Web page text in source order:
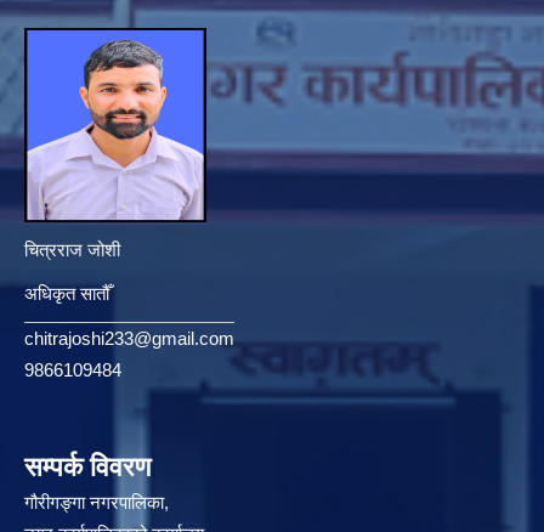
चित्रराज जोशी
अधिकृत सातौँ
chitrajoshi233@gmail.com
9866109484
सम्पर्क विवरण
गौरीगङ्गा नगरपालिका,